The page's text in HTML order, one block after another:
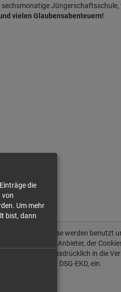
vielen Glaubensabenteuern!
ab. Diese werden benutzt
um einen US-Anbieter, der
du auch ausdrücklich in die
§ 10 Abs. 2 Nr. 1 DSG-EKD, ein.
die
von
Um mehr
bist, dann